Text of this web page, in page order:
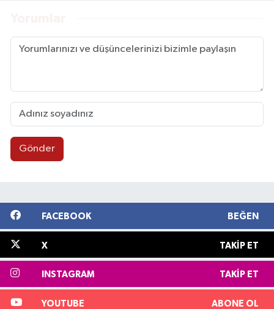
Gönder
FACEBOOK BEĞEN
X TAKIP ET
INSTAGRAM TAKIP ET
YOUTUBE ABONE OL